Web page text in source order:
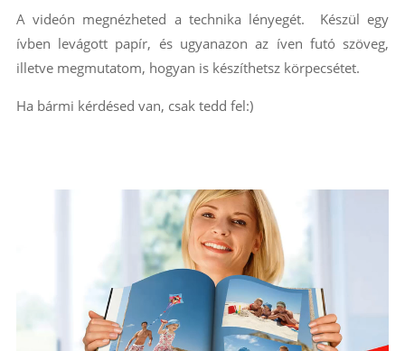
A videón megnézheted a technika lényegét. Készül egy
ívben levágott papír, és ugyanazon az íven futó szöveg,
illetve megmutatom, hogyan is készíthetsz körpecsétet.
Ha bármi kérdésed van, csak tedd fel:)